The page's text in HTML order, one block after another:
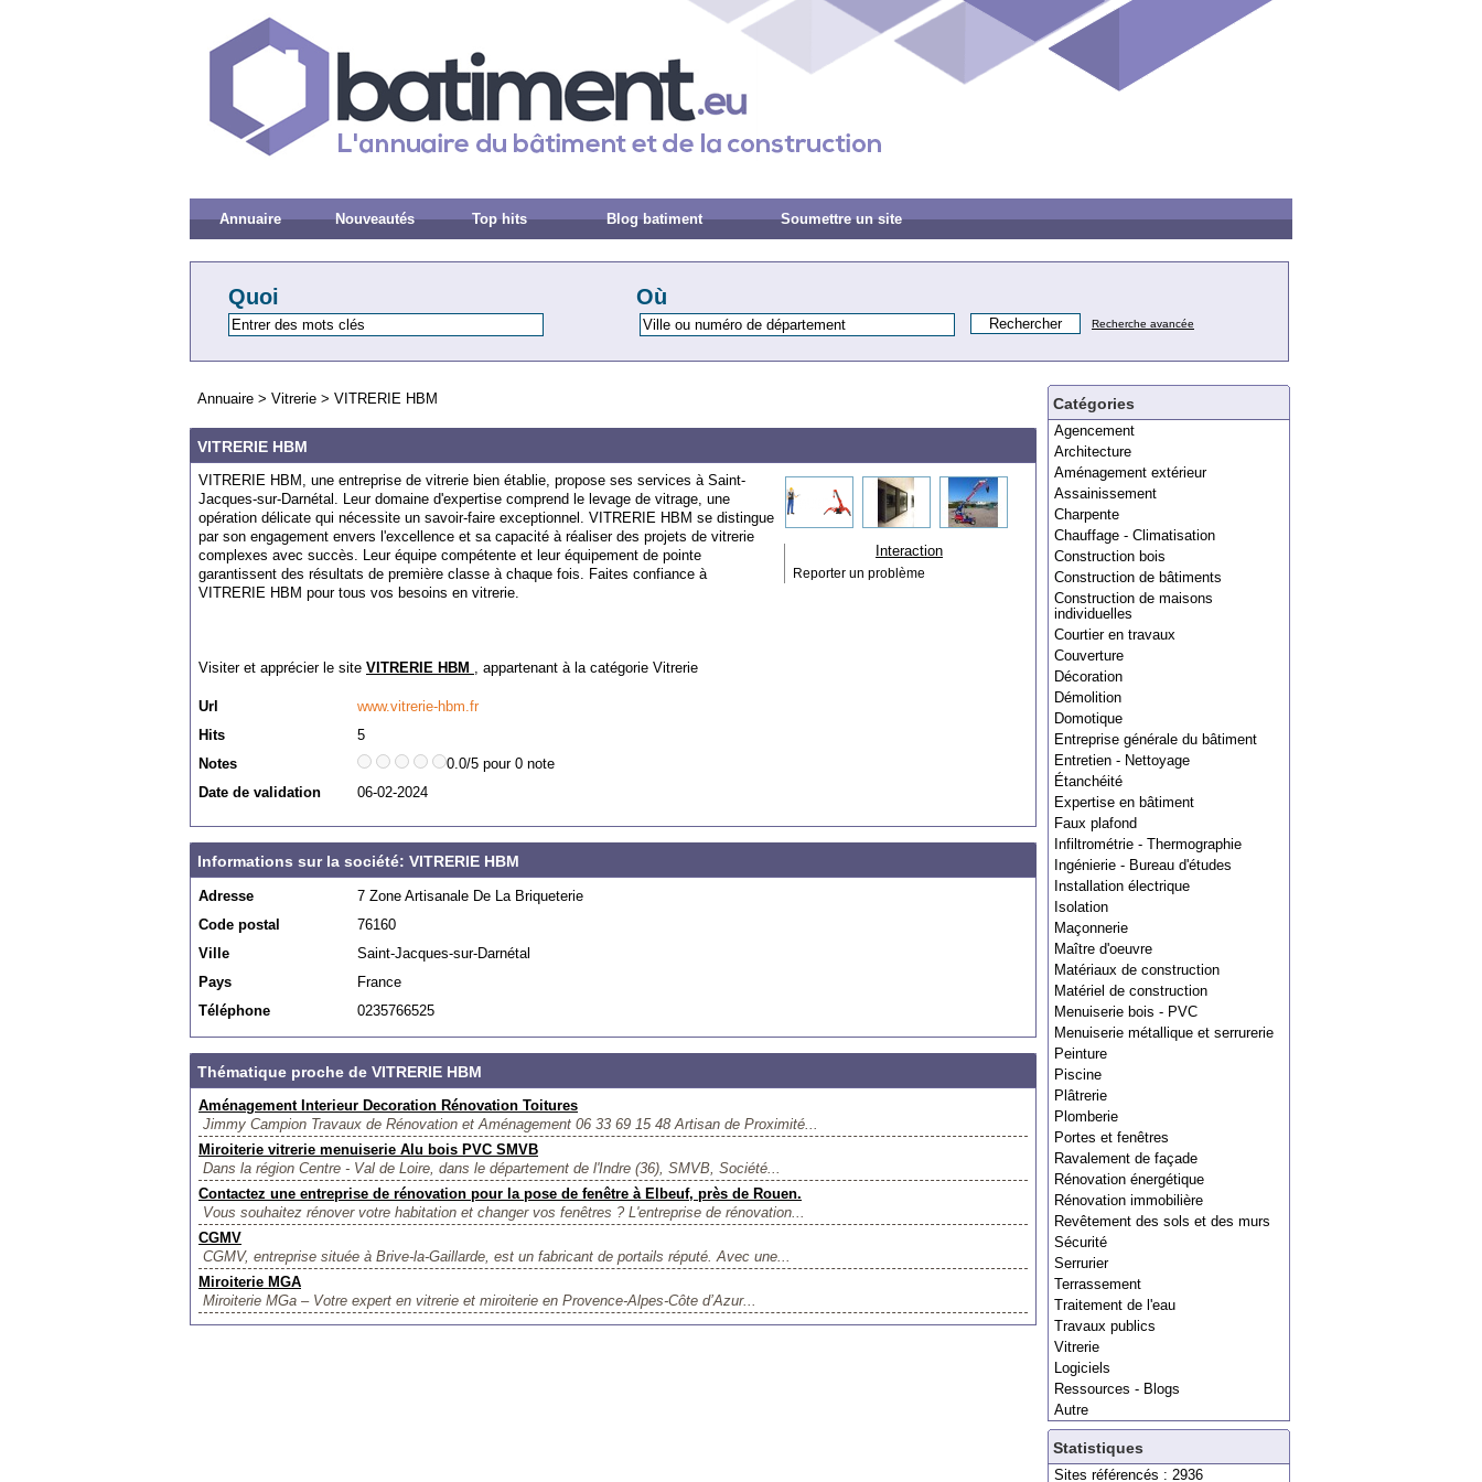
Annuaire Nouveautés Top hits Blog batiment Soumettre un site
Quoi Où
Recherche avancée
Catégories
Agencement
Architecture
Aménagement extérieur
Assainissement
Charpente
Chauffage - Climatisation
Construction bois
Construction de bâtiments
Construction de maisons
individuelles
Courtier en travaux
Couverture
Décoration
Démolition
Domotique
Entreprise générale du bâtiment
Entretien - Nettoyage
Étanchéité
Expertise en bâtiment
Faux plafond
Infiltrométrie - Thermographie
Ingénierie - Bureau d'études
Installation électrique
Isolation
Maçonnerie
Maître d'oeuvre
Matériaux de construction
Matériel de construction
Menuiserie bois - PVC
Menuiserie métallique et serrurerie
Peinture
Piscine
Plâtrerie
Plomberie
Portes et fenêtres
Ravalement de façade
Rénovation énergétique
Rénovation immobilière
Revêtement des sols et des murs
Sécurité
Serrurier
Terrassement
Traitement de l'eau
Travaux publics
Vitrerie
Logiciels
Ressources - Blogs
Autre
Statistiques
Sites référencés : 2936
Annuaire > Vitrerie > VITRERIE HBM
VITRERIE HBM
VITRERIE HBM, une entreprise de vitrerie bien établie, propose ses services à Saint-
Jacques-sur-Darnétal. Leur domaine d'expertise comprend le levage de vitrage, une
opération délicate qui nécessite un savoir-faire exceptionnel. VITRERIE HBM se distingue
par son engagement envers l'excellence et sa capacité à réaliser des projets de vitrerie
complexes avec succès. Leur équipe compétente et leur équipement de pointe
garantissent des résultats de première classe à chaque fois. Faites confiance à
VITRERIE HBM pour tous vos besoins en vitrerie.
Visiter et apprécier le site VITRERIE HBM , appartenant à la catégorie Vitrerie
Url
www.vitrerie-hbm.fr
Hits
5
Notes
0.0/5 pour 0 note
Date de validation
06-02-2024
Interaction
Reporter un problème
Informations sur la société: VITRERIE HBM
Adresse
7 Zone Artisanale De La Briqueterie
Code postal
76160
Ville
Saint-Jacques-sur-Darnétal
Pays
France
Téléphone
0235766525
Thématique proche de VITRERIE HBM
Aménagement Interieur Decoration Rénovation Toitures
Jimmy Campion Travaux de Rénovation et Aménagement ​06 33 69 15 48 Artisan de Proximité...
Miroiterie vitrerie menuiserie Alu bois PVC SMVB
Dans la région Centre - Val de Loire, dans le département de l'Indre (36), SMVB, Société...
Contactez une entreprise de rénovation pour la pose de fenêtre à Elbeuf, près de Rouen.
Vous souhaitez rénover votre habitation et changer vos fenêtres ? L'entreprise de rénovation...
CGMV
CGMV, entreprise située à Brive-la-Gaillarde, est un fabricant de portails réputé. Avec une...
Miroiterie MGA
Miroiterie MGa – Votre expert en vitrerie et miroiterie en Provence-Alpes-Côte d’Azur...